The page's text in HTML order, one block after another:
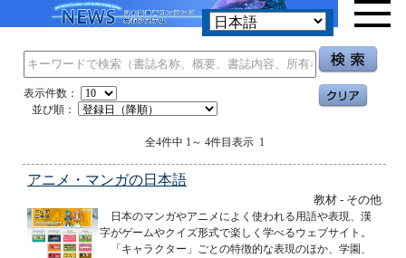
表示件数：
並び順：
全4件中 1～ 4件目表示 1
アニメ・マンガの日本語
教材 - その他
日本のマンガやアニメによく使われる用語や表現、漢
字がゲームやクイズ形式で楽しく学べるウェブサイト。
「キャラクター」ごとの特徴的な表現のほか、学園、